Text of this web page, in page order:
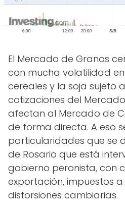
El Mercado de Granos
con mucha volatilidad
cereales y la soja sujeto
cotizaciones del
afectan al Mercado de
de forma directa. A eso
particularidades que se
de Rosario que está
gobierno peronista, con
exportación, impuestos
distorsiones cambiarias.